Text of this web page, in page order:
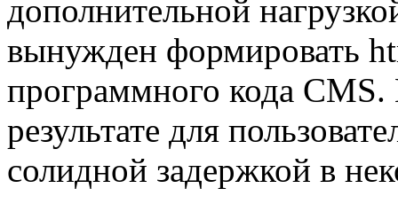
дополнительной
вынужден формировать
программного кода
результате для
солидной задержкой в